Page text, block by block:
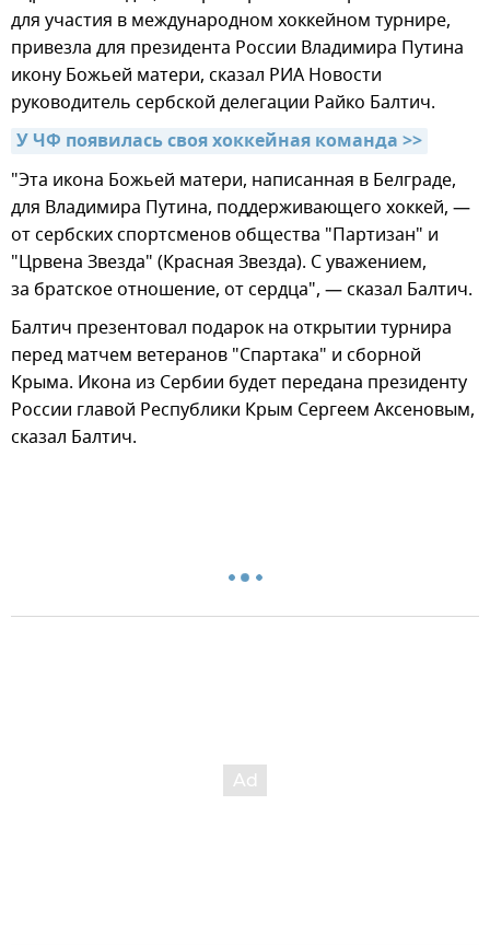
для участия в международном хоккейном турнире,
привезла для президента России Владимира Путина
икону Божьей матери, сказал РИА Новости
руководитель сербской делегации Райко Балтич.
У ЧФ появилась своя хоккейная команда >>
"Эта икона Божьей матери, написанная в Белграде,
для Владимира Путина, поддерживающего хоккей, —
от сербских спортсменов общества "Партизан" и
"Црвена Звезда" (Красная Звезда). С уважением,
за братское отношение, от сердца", — сказал Балтич.
Балтич презентовал подарок на открытии турнира
перед матчем ветеранов "Спартака" и сборной
Крыма. Икона из Сербии будет передана президенту
России главой Республики Крым Сергеем Аксеновым,
сказал Балтич.